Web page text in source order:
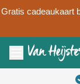
Gratis cadeaukaart
Ga naar de inhoud
Menu openen